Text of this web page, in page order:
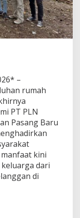
–
rumah
PT PLN
Pasang Baru
kini
dari
di